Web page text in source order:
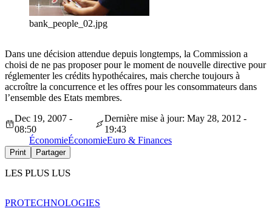
bank_people_02.jpg
Dans une décision attendue depuis longtemps, la Commission a
choisi de ne pas proposer pour le moment de nouvelle directive pour
réglementer les crédits hypothécaires, mais cherche toujours à
accroître la concurrence et les offres pour les consommateurs dans
l’ensemble des Etats membres.
Dec 19, 2007 -
08:50
Dernière mise à jour: May 28, 2012 -
19:43
ÉconomieÉconomieEuro & Finances
Print Partager
LES PLUS LUS
PROTECHNOLOGIES